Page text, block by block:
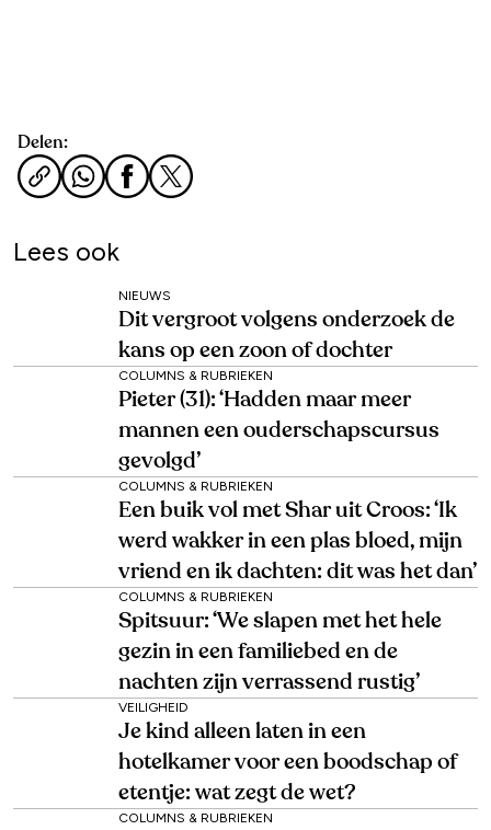
Delen:
Lees ook
NIEUWS
Dit vergroot volgens onderzoek de
kans op een zoon of dochter
COLUMNS & RUBRIEKEN
Pieter (31): ‘Hadden maar meer
mannen een ouderschapscursus
gevolgd’
COLUMNS & RUBRIEKEN
Een buik vol met Shar uit Croos: ‘Ik
werd wakker in een plas bloed, mijn
vriend en ik dachten: dit was het dan’
COLUMNS & RUBRIEKEN
Spitsuur: ‘We slapen met het hele
gezin in een familiebed en de
nachten zijn verrassend rustig’
VEILIGHEID
Je kind alleen laten in een
hotelkamer voor een boodschap of
etentje: wat zegt de wet?
COLUMNS & RUBRIEKEN